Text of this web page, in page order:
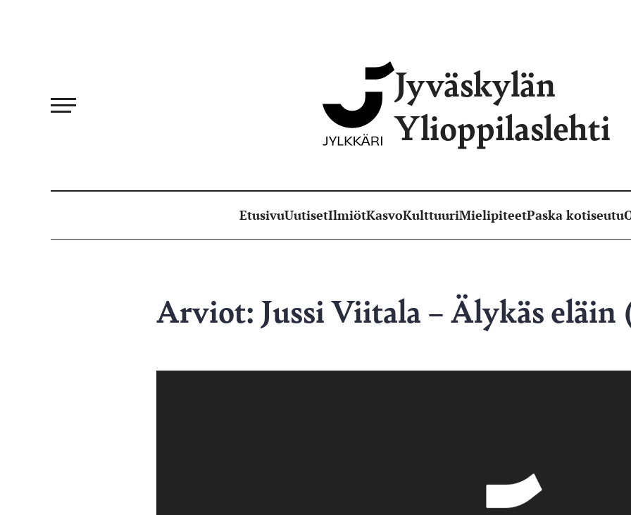
Jyväskylän
Ylioppilaslehti
EtusivuUutisetIlmiötKasvoKulttuuriMielipiteetPaska kotiseutu
Arviot: Jussi Viitala – Älykäs eläin